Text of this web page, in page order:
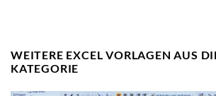
WEITERE EXCEL VORLAGEN AUS
KATEGORIE